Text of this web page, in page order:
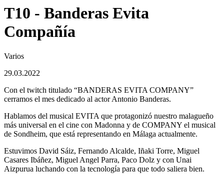
T10 - Banderas Evita
Compañía
Varios
29.03.2022
Con el twitch titulado “BANDERAS EVITA COMPANY”
cerramos el mes dedicado al actor Antonio Banderas.
Hablamos del musical EVITA que protagonizó nuestro malagueño
más universal en el cine con Madonna y de COMPANY el musical
de Sondheim, que está representando en Málaga actualmente.
Estuvimos David Sáiz, Fernando Alcalde, Iñaki Torre, Miguel
Casares Ibáñez, Miguel Angel Parra, Paco Dolz y con Unai
Aizpurua luchando con la tecnología para que todo saliera bien.